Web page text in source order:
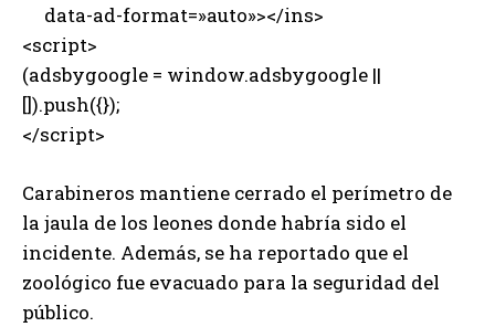
data-ad-format=»auto»></ins>
<script>
(adsbygoogle = window.adsbygoogle ||
[]).push({});
</script>
Carabineros mantiene cerrado el perímetro de
la jaula de los leones donde habría sido el
incidente. Además, se ha reportado que el
zoológico fue evacuado para la seguridad del
público.